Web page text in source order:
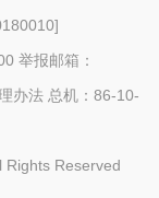
]
举报邮箱：
办法 总机：86-10-
Rights Reserved